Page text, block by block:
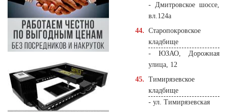
- Дмитровское шоссе,
вл.124а
Старопокровское
кладбище
- ЮЗАО, Дорожная
улица, 12
Тимирязевское
кладбище
- ул. Тимирязевская